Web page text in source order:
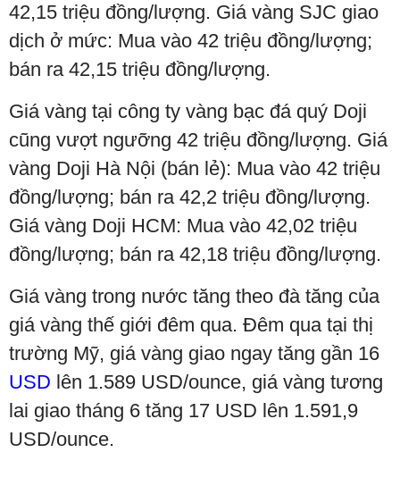
42,15 triệu đồng/lượng. Giá vàng SJC giao
dịch ở mức: Mua vào 42 triệu đồng/lượng;
bán ra 42,15 triệu đồng/lượng.
Giá vàng tại công ty vàng bạc đá quý Doji
cũng vượt ngưỡng 42 triệu đồng/lượng. Giá
vàng Doji Hà Nội (bán lẻ): Mua vào 42 triệu
đồng/lượng; bán ra 42,2 triệu đồng/lượng.
Giá vàng Doji HCM: Mua vào 42,02 triệu
đồng/lượng; bán ra 42,18 triệu đồng/lượng.
Giá vàng trong nước tăng theo đà tăng của
giá vàng thế giới đêm qua. Đêm qua tại thị
trường Mỹ, giá vàng giao ngay tăng gần 16
USD lên 1.589 USD/ounce, giá vàng tương
lai giao tháng 6 tăng 17 USD lên 1.591,9
USD/ounce.